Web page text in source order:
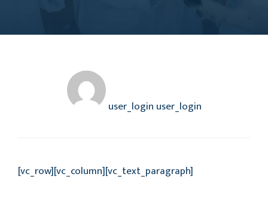
user_login user_login
[vc_row][vc_column][vc_text_paragraph]